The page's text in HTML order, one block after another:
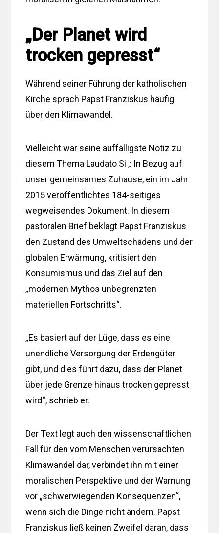
„Der Planet wird
trocken gepresst“
Während seiner Führung der katholischen
Kirche sprach Papst Franziskus häufig
über den Klimawandel.
Vielleicht war seine auffälligste Notiz zu
diesem Thema Laudato Si ‚: In Bezug auf
unser gemeinsames Zuhause, ein im Jahr
2015 veröffentlichtes 184-seitiges
wegweisendes Dokument. In diesem
pastoralen Brief beklagt Papst Franziskus
den Zustand des Umweltschädens und der
globalen Erwärmung, kritisiert den
Konsumismus und das Ziel auf den
„modernen Mythos unbegrenzten
materiellen Fortschritts“.
„Es basiert auf der Lüge, dass es eine
unendliche Versorgung der Erdengüter
gibt, und dies führt dazu, dass der Planet
über jede Grenze hinaus trocken gepresst
wird“, schrieb er.
Der Text legt auch den wissenschaftlichen
Fall für den vom Menschen verursachten
Klimawandel dar, verbindet ihn mit einer
moralischen Perspektive und der Warnung
vor „schwerwiegenden Konsequenzen“,
wenn sich die Dinge nicht ändern. Papst
Franziskus ließ keinen Zweifel daran, dass